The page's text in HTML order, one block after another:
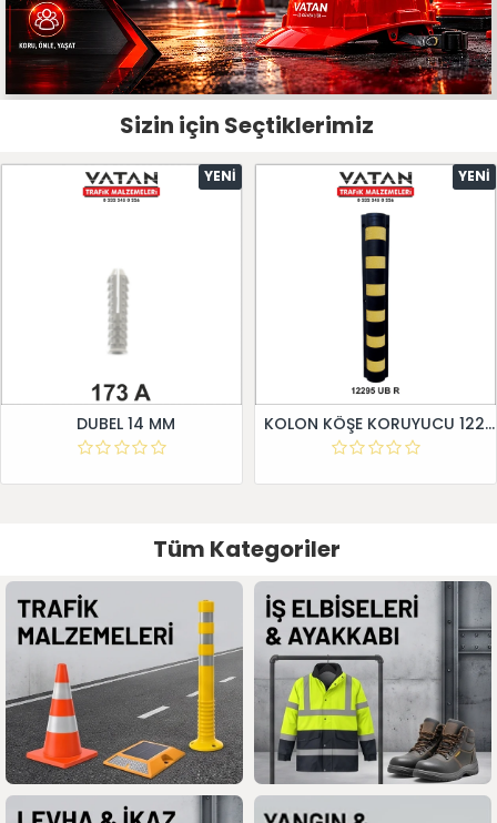
Sizin için Seçtiklerimiz
YENI
DUBEL 14 MM
YENI
KOLON KÖŞE KORUYUCU 12295 UB R
Tüm Kategoriler